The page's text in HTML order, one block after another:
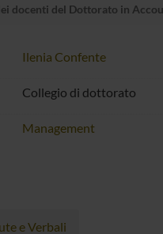
docenti del Dottorato in
Ilenia Confente
Collegio di dottorato
Management
e Verbali